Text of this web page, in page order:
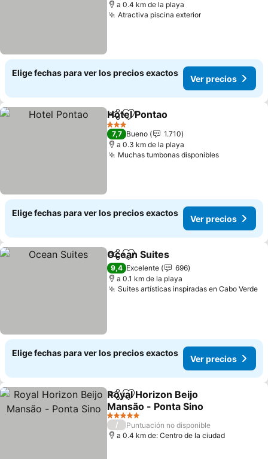
a 0.4 km de la playa
Atractiva piscina exteriorVer precios
Elige fechas para ver los precios exactos
Ver precios
CompartirAgregar a favoritos
Hotel Pontao
3 Estrellas
7,7 Bueno
1.710
a 0.3 km de la playa
Muchas tumbonas disponiblesVer
Elige fechas para ver los precios exactos
Ver precios
CompartirAgregar a favoritos
Ocean Suites
9,4 Excelente
696
a 0.1 km de la playa
Suites artísticas inspiradas en Cabo Verde
Elige fechas para ver los precios exactos
Ver precios
CompartirAgregar a favoritos
Royal Horizon Beijo
Mansão - Ponta Sino
Ver precios
5 Estrellas
/
Puntuación no disponible
a 0.4 km de: Centro de la ciudad